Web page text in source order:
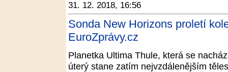
31. 12. 2018, 16:56
Sonda New Horizons proletí
EuroZprávy.cz
Planetka Ultima Thule, která se
úterý stane zatím nejvzdálenějším